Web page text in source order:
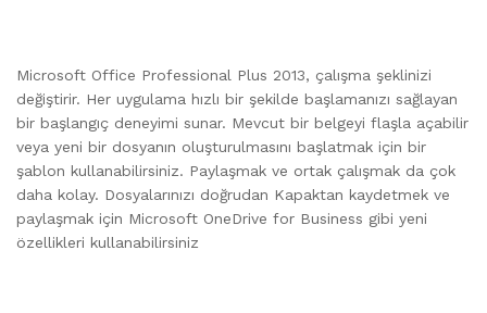
Microsoft Office Professional Plus 2013, çalışma şeklinizi
değiştirir. Her uygulama hızlı bir şekilde başlamanızı sağlayan
bir başlangıç deneyimi sunar. Mevcut bir belgeyi flaşla açabilir
veya yeni bir dosyanın oluşturulmasını başlatmak için bir
şablon kullanabilirsiniz. Paylaşmak ve ortak çalışmak da çok
daha kolay. Dosyalarınızı doğrudan Kapaktan kaydetmek ve
paylaşmak için Microsoft OneDrive for Business gibi yeni
özellikleri kullanabilirsiniz